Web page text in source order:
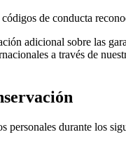
de conducta
adicional sobre las
a través de
personales durante los